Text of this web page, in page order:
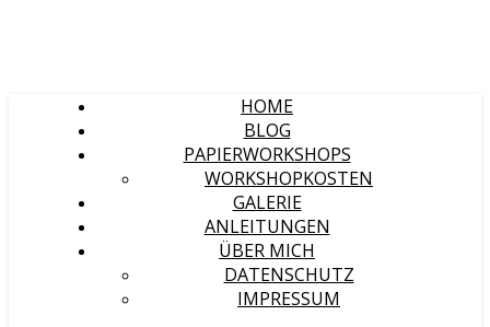
HOME
BLOG
PAPIERWORKSHOPS
WORKSHOPKOSTEN
GALERIE
ANLEITUNGEN
ÜBER MICH
DATENSCHUTZ
IMPRESSUM